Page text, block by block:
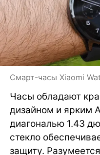
Смарт-часы Xiaomi
Часы обладают
дизайном и ярким
диагональю 1.43
стекло
защиту.